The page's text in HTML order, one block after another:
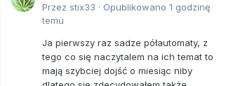
Przez stix33 · Opublikowano 1 godzinę
temu
Ja pierwszy raz sadze półautomaty, z
tego co się naczytalem na ich temat to
mają szybciej dojść o miesiąc niby